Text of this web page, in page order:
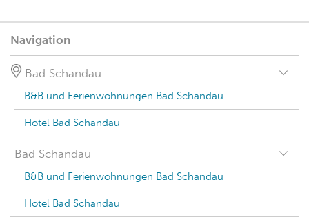
Navigation
Bad Schandau
B&B und Ferienwohnungen Bad Schandau
Hotel Bad Schandau
Bad Schandau
B&B und Ferienwohnungen Bad Schandau
Hotel Bad Schandau